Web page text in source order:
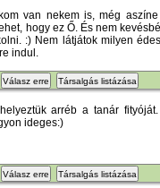
van nekem is, még
hogy ez Ő. És nem
:) Nem látjátok milyen
indul.
Válasz erre Társalgás listázása
arréb a tanár
ideges:)
Válasz erre Társalgás listázása